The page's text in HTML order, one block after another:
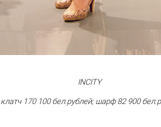
INCITY
клатч170 100 бел.рублей; шарф 82 900